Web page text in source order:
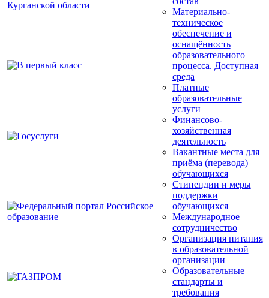
Материально-
техническое
обеспечение и
оснащённость
образовательного
процесса. Доступная
среда
Платные
образовательные
услуги
Финансово-
хозяйственная
деятельность
Вакантные места для
приёма (перевода)
обучающихся
Стипендии и меры
поддержки
обучающихся
Международное
сотрудничество
Организация питания
в образовательной
организации
Образовательные
стандарты и
требования